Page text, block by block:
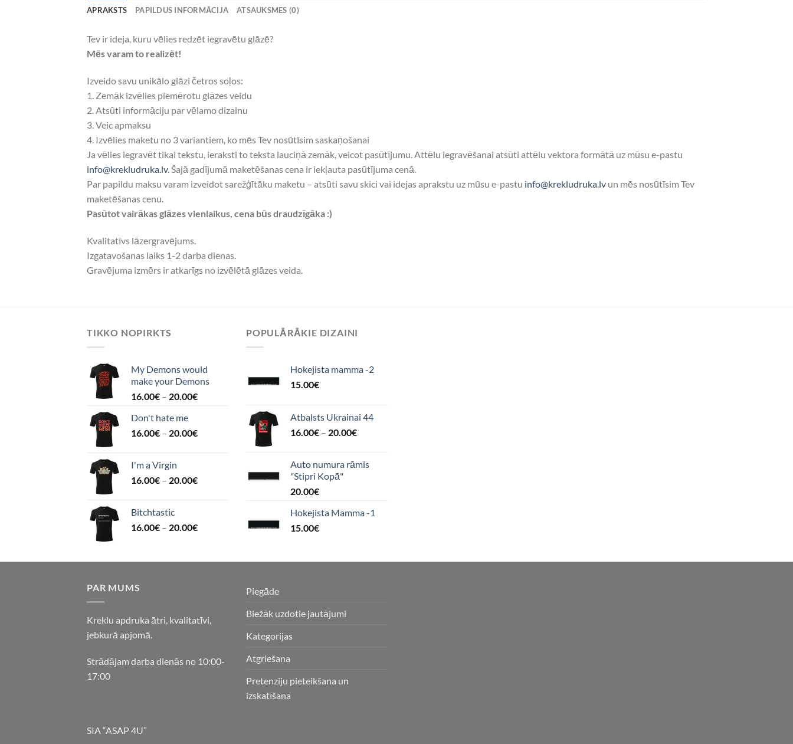
APRAKSTS PAPILDUS INFORMĀCIJA ATSAUKSMES (0)
Tev ir ideja, kuru vēlies redzēt iegravētu glāzē?
Mēs varam to realizēt!
Izveido savu unikālo glāzi četros soļos:
1. Zemāk izvēlies piemērotu glāzes veidu
2. Atsūti informāciju par vēlamo dizainu
3. Veic apmaksu
4. Izvēlies maketu no 3 variantiem, ko mēs Tev nosūtīsim saskaņošanai
Ja vēlies iegravēt tikai tekstu, ieraksti to teksta lauciņā zemāk, veicot pasūtījumu. Attēlu iegravēšanai atsūti attēlu vektora formātā uz mūsu e-pastu
info@krekludruka.lv. Šajā gadījumā maketēšanas cena ir iekļauta pasūtījuma cenā.
Par papildu maksu varam izveidot sarežģītāku maketu – atsūti savu skici vai idejas aprakstu uz mūsu e-pastu info@krekludruka.lv un mēs nosūtīsim Tev
maketēšanas cenu.
Pasūtot vairākas glāzes vienlaikus, cena būs draudzīgāka :)
Kvalitatīvs lāzergravējums.
Izgatavošanas laiks 1-2 darba dienas.
Gravējuma izmērs ir atkarīgs no izvēlētā glāzes veida.
TIKKO NOPIRKTS
My Demons would
make your Demons
16.00€ – 20.00€
Don't hate me
16.00€ – 20.00€
I'm a Virgin
16.00€ – 20.00€
Bitchtastic
16.00€ – 20.00€
POPULĀRĀKIE DIZAINI
Hokejista mamma -2
15.00€
Atbalsts Ukrainai 44
16.00€ – 20.00€
Auto numura rāmis
"Stipri Kopā"
20.00€
Hokejista Mamma -1
15.00€
PAR MUMS
Kreklu apdruka ātri, kvalitatīvi,
jebkurā apjomā.
Strādājam darba dienās no 10:00-
17:00
SIA “ASAP 4U”
Piegāde
Biežāk uzdotie jautājumi
Kategorijas
Atgriešana
Pretenziju pieteikšana un
izskatīšana